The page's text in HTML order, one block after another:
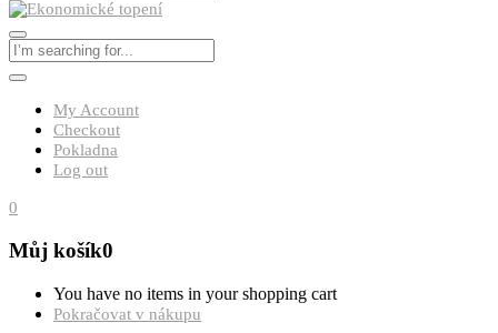
My Account
Checkout
Pokladna
Log out
0
Můj košík0
You have no items in your shopping cart
Pokračovat v nákupu